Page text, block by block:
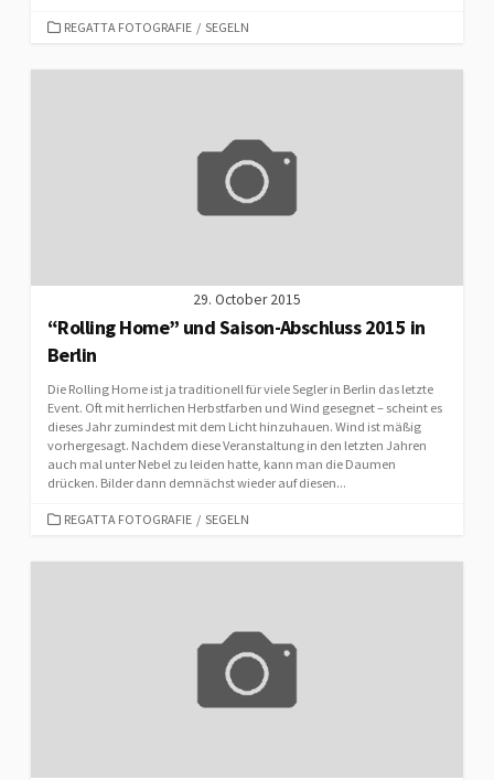
CATEGORIES
REGATTA FOTOGRAFIE / SEGELN
29. October 2015
“Rolling Home” und Saison-Abschluss 2015 in
Berlin
Die Rolling Home ist ja traditionell für viele Segler in Berlin das letzte
Event. Oft mit herrlichen Herbstfarben und Wind gesegnet – scheint es
dieses Jahr zumindest mit dem Licht hinzuhauen. Wind ist mäßig
vorhergesagt. Nachdem diese Veranstaltung in den letzten Jahren
auch mal unter Nebel zu leiden hatte, kann man die Daumen
drücken. Bilder dann demnächst wieder auf diesen...
CATEGORIES
REGATTA FOTOGRAFIE / SEGELN